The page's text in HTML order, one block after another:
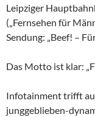
Leipziger
(„Fernsehen für
Sendung: „Beef! –
Das Motto ist klar:
Infotainment trifft
junggeblieben-